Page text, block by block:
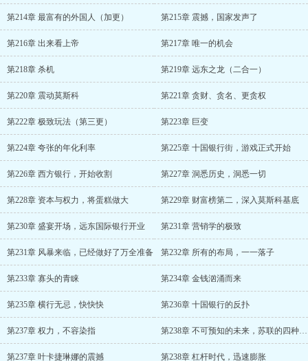
第214章 最富有的外国人（加更） 第215章 震撼，国家发声了
第216章 出来看上帝 第217章 唯一的机会
第218章 杀机 第219章 远东之龙（二合一）
第220章 震动莫斯科 第221章 贪财、贪名、更贪权
第222章 极致玩法（第三更） 第223章 巨变
第224章 夸张的年化利率 第225章 十国银行街，游戏正式开始
第226章 西方银行，开始收割 第227章 洞悉历史，洞悉一切
第228章 资本与权力，将蛋糕做大 第229章 财富榜第二，深入莫斯科基底
第230章 盛宴开场，远东国际银行开业 第231章 营销学的极致
第231章 风暴来临，已经做好了万全准备 第232章 所有的布局，一一落子
第233章 寡头的青睐 第234章 金钱汹涌而来
第235章 横行无忌，快快快 第236章 十国银行的反扑
第237章 权力，不容染指 第238章 不可预知的未来，苏联的四种命运
第237章 叶卡捷琳娜的震撼 第238章 杠杆时代，迅速膨胀